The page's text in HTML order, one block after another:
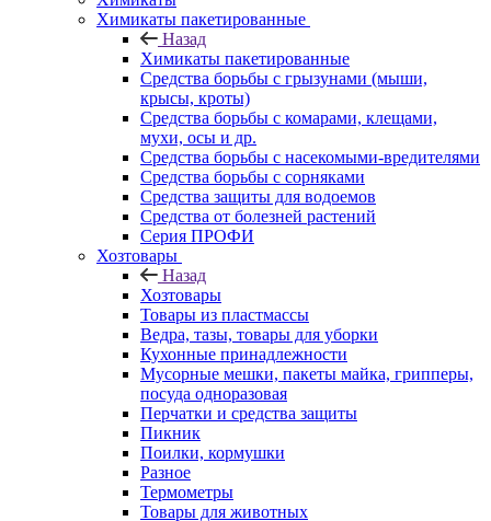
Химикаты пакетированные
Назад
Химикаты пакетированные
Средства борьбы с грызунами (мыши,
крысы, кроты)
Средства борьбы с комарами, клещами,
мухи, осы и др.
Средства борьбы с насекомыми-вредителями
Средства борьбы с сорняками
Средства защиты для водоемов
Средства от болезней растений
Серия ПРОФИ
Хозтовары
Назад
Хозтовары
Товары из пластмассы
Ведра, тазы, товары для уборки
Кухонные принадлежности
Мусорные мешки, пакеты майка, грипперы,
посуда одноразовая
Перчатки и средства защиты
Пикник
Поилки, кормушки
Разное
Термометры
Товары для животных